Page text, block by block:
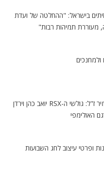
הזיתים בישראל: "ההחלטה של ועדת
תמיהות רבות"
ולמחנכים
גביע קסריה ע"ש איתי אמיר ז"ל: גולשי ה-RSX יואב כהן וירדן
האולימפי
ופרטי עיצוב לחג השבועות